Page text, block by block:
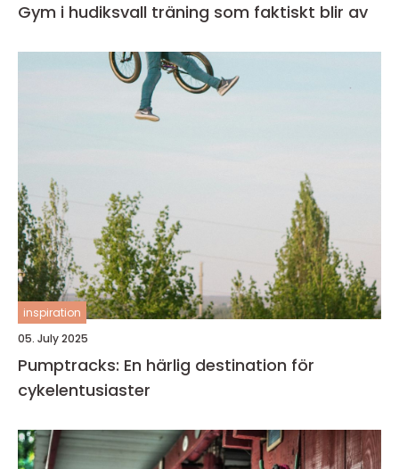
Gym i hudiksvall träning som faktiskt blir av
inspiration
05. July 2025
Pumptracks: En härlig destination för
cykelentusiaster